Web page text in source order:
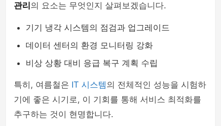
관리 의 요소는 무엇인지 살펴보겠습니다.
기기 냉각 시스템의 점검과 업그레이드
데이터 센터의 환경 모니터링 강화
비상 상황 대비 응급 복구 계획 수립
특히, 여름철은 IT 시스템의 전체적인 성능을 시험하
기에 좋은 시기로, 이 기회를 통해 서비스 최적화를
추구하는 것이 현명합니다.